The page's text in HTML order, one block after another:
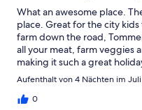
What an awesome place.
place. Great for the city
farm down the road,
all your meat, farm veggies
making it such a great
Aufenthalt von 4 Nächten im
0